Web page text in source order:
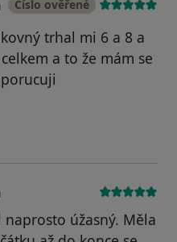
Číslo ověřené
trhal mi 6 a 8 a
a to že mám se
Váš účet byl odstraněn
úžasný. Měla